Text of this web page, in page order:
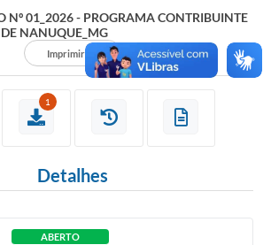
Nº 01_2026 - PROGRAMA CONTRIBUINTE
NANUQUE_MG
Imprimir
1
Detalhes
ABERTO